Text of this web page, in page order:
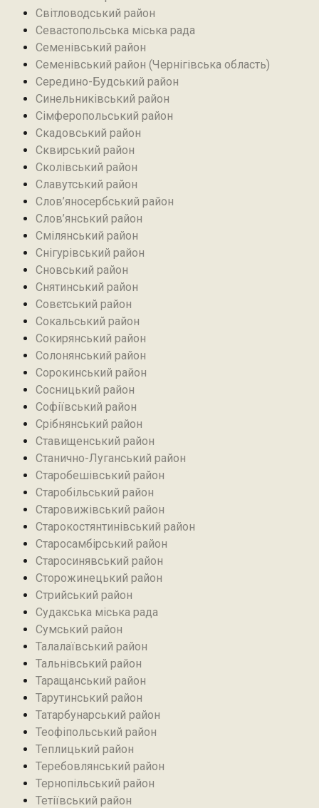
Світловодський район
Севастопольська міська рада
Семенівський район
Семенівський район (Чернігівська область)
Середино-Будський район
Синельниківський район
Сімферопольський район
Скадовський район
Сквирський район
Сколівський район
Славутський район
Слов’яносербський район
Слов’янський район
Смілянський район
Снігурівський район‎
Сновський район
Снятинський район
Совєтський район
Сокальський район
Сокирянський район
Солонянський район
Сорокинський район
Сосницький район
Софіївський район
Срібнянський район‎
Ставищенський район
Станично-Луганський район‎
Старобешівський район‎
Старобільський район
Старовижівський район
Старокостянтинівський район
Старосамбірський район
Старосинявський район
Сторожинецький район
Стрийський район
Судакська міська рада
Сумський район
Талалаївський район
Тальнівський район
Таращанський район
Тарутинський район
Татарбунарський район
Теофіпольський район‎
Теплицький район
Теребовлянський район
Тернопільський район
Тетіївський район